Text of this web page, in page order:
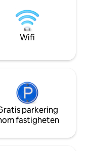
mycket nära.
Wifi
parkering
fastigheten